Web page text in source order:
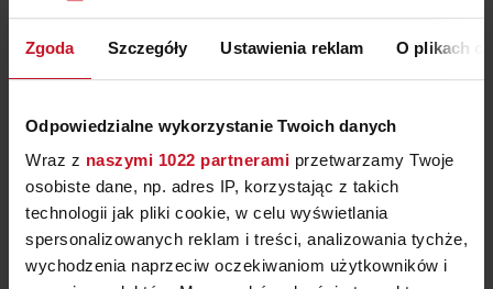
Zgoda Szczegóły Ustawienia reklam O plikach
Odpowiedzialne wykorzystanie Twoich danych
Wraz z naszymi 1022 partnerami przetwarzamy Twoje
osobiste dane, np. adres IP, korzystając z takich
technologii jak pliki cookie, w celu wyświetlania
spersonalizowanych reklam i treści, analizowania tychże,
wychodzenia naprzeciw oczekiwaniom użytkowników i
DYWAN NORWALK FRAME
GOLD
ZAPYTAJ O CENĘ W SALONIE